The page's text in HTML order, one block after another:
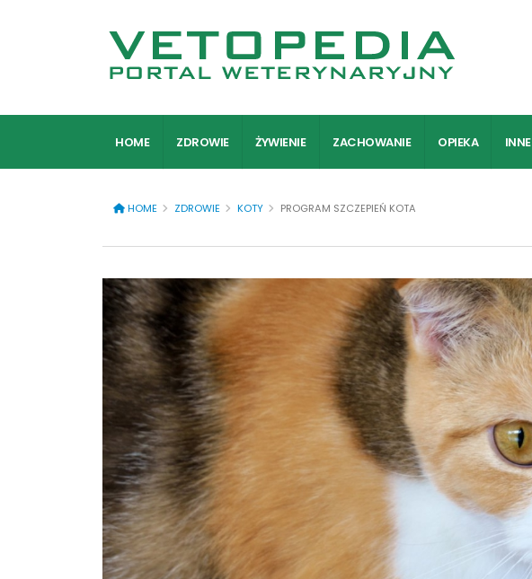
HOME ZDROWIE ŻYWIENIE ZACHOWANIE OPIEKA INNE
HOME ZDROWIE KOTY PROGRAM SZCZEPIEŃ KOTA